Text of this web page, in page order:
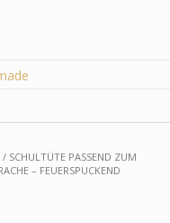
/ SCHULTÜTE PASSEND ZUM
– FEUERSPUCKEND